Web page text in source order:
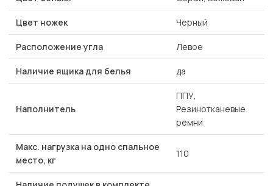
Цвет ножек Черный
Расположение угла Левое
Наличие ящика для белья да
Наполнитель
ППУ,
Резинотканевые
ремни
Макс. нагрузка на одно спальное
место, кг
110